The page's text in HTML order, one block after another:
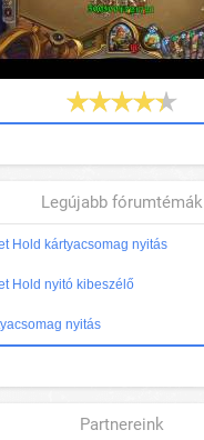
Legújabb fórumtémák
Hold kártyacsomag nyitás
Hold nyitó kibeszélő
nyitás
Partnereink